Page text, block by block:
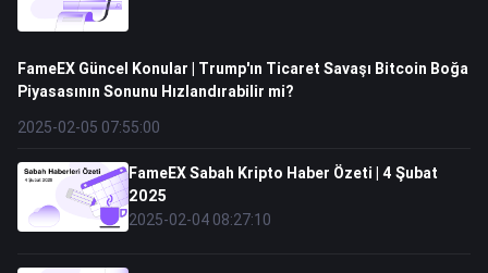
FameEX Güncel Konular | Trump'ın Ticaret Savaşı Bitcoin Boğa
Piyasasının Sonunu Hızlandırabilir mi?
2025-02-05 07:55:00
FameEX Sabah Kripto Haber Özeti | 4 Şubat
2025
2025-02-04 08:27:10